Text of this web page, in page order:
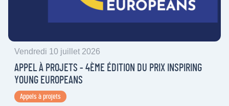
Vendredi 10 juillet 2026
APPEL À PROJETS - 4ÈME ÉDITION DU PRIX INSPIRING
YOUNG EUROPEANS
Appels à projets